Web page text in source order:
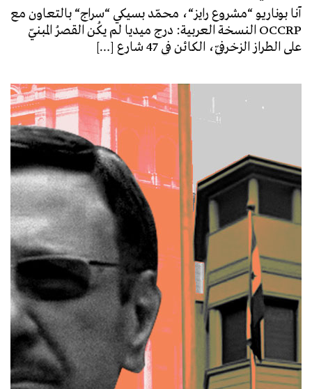
آنا بوناريو “مشروع رايز“، محمّد بسيكي “سراج“ بالتعاون مع
OCCRP النسخة العربية: درج ميديا لم يكُن القصرُ المبنيّ
على الطراز الزخرفيّ، الكائن في 47 شارع […]